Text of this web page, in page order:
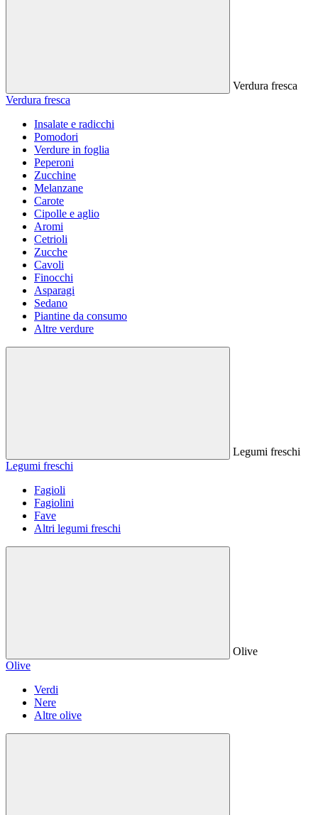
Verdura fresca
Verdura fresca
Insalate e radicchi
Pomodori
Verdure in foglia
Peperoni
Zucchine
Melanzane
Carote
Cipolle e aglio
Aromi
Cetrioli
Zucche
Cavoli
Finocchi
Asparagi
Sedano
Piantine da consumo
Altre verdure
Legumi freschi
Legumi freschi
Fagioli
Fagiolini
Fave
Altri legumi freschi
Olive
Olive
Verdi
Nere
Altre olive